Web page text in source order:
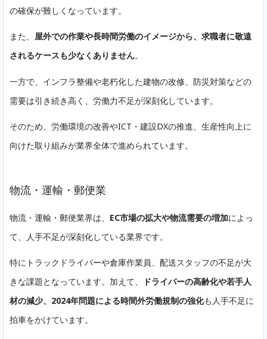
の確保が難しくなっています。
また、 屋外での作業や長時間労働のイメージから、求職者に敬遠
されるケースも少なくありません。
一方で、インフラ整備や老朽化した建物の改修、防災対策などの
需要は引き続き高く、労働力不足が深刻化しています。
そのため、労働環境の改善やICT・建設DXの推進、生産性向上に
向けた取り組みが業界全体で進められています。
物流・運輸・郵便業
物流・運輸・郵便業界は、 EC市場の拡大や物流需要の増加によっ
て、人手不足が深刻化している業界です。
特にトラックドライバーや倉庫作業員、配送スタッフの不足が大
きな課題となっています。加えて、
ドライバーの高齢化や若手人
材の減少、2024年問題による時間外労働規制の強化も人手不足に
拍車をかけています。